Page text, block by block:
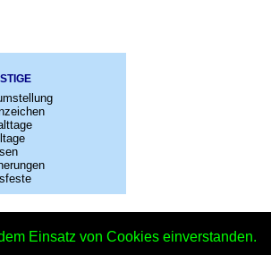
Einsatz von Cookies einverstanden.